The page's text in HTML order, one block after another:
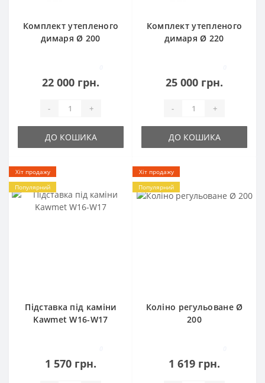
Комплект утепленого
димаря Ø 200
22 000 грн.
- +
ДО КОШИКА
Комплект утепленого
димаря Ø 220
25 000 грн.
- +
ДО КОШИКА
Хіт продажу
Популярний
Підставка під каміни
Kawmet W16-W17
1 570 грн.
Хіт продажу
Популярний
Коліно регульоване Ø
200
1 619 грн.